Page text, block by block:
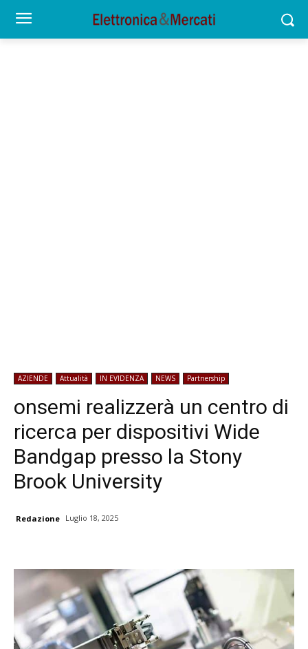
AZIENDE Attualità IN EVIDENZA NEWS Partnership
onsemi realizzerà un centro di
ricerca per dispositivi Wide
Bandgap presso la Stony
Brook University
Redazione Luglio 18, 2025